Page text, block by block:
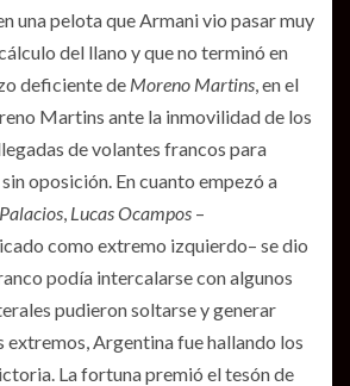
una pelota que Armani vio pasar muy
del llano y que no terminó en
deficiente de Moreno Martins , en el
Martins ante la inmovilidad de los
de volantes francos para
oposición. En cuanto empezó a
Lucas Ocampos –
como extremo izquierdo– se dio
podía intercalarse con algunos
pudieron soltarse y generar
extremos, Argentina fue hallando los
La fortuna premió el tesón de